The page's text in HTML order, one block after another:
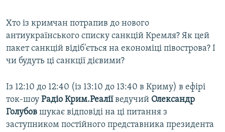
Хто із кримчан потрапив до нового
антиукраїнського списку санкцій Кремля? Як цей
пакет санкцій відіб'ється на економіці півострова? І
чи будуть ці санкції дієвими?
Із 12:10 до 12:40 (із 13:10 до 13:40 в Криму) в ефірі
ток-шоу Радіо Крим.Реаліїведучий Олександр
Голубов шукає відповіді на ці питання з
заступником постійного представника президента